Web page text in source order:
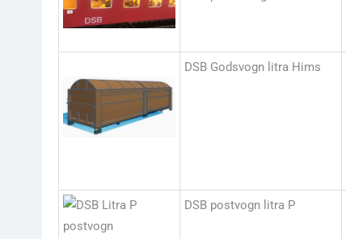
DSB Godsvogn litra Hims
DSB postvogn litra P